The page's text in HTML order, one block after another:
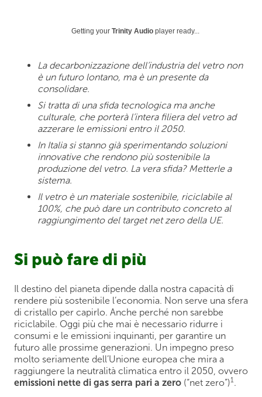
Getting your Trinity Audio player ready...
La decarbonizzazione dell’industria del vetro non
è un futuro lontano, ma è un presente da
consolidare.
Si tratta di una sfida tecnologica ma anche
culturale, che porterà l’intera filiera del vetro ad
azzerare le emissioni entro il 2050.
In Italia si stanno già sperimentando soluzioni
innovative che rendono più sostenibile la
produzione del vetro. La vera sfida? Metterle a
sistema.
Il vetro è un materiale sostenibile, riciclabile al
100%, che può dare un contributo concreto al
raggiungimento del target net zero della UE.
Si può fare di più
Il destino del pianeta dipende dalla nostra capacità di
rendere più sostenibile l’economia. Non serve una sfera
di cristallo per capirlo. Anche perché non sarebbe
riciclabile. Oggi più che mai è necessario ridurre i
consumi e le emissioni inquinanti, per garantire un
futuro alle prossime generazioni. Un impegno preso
molto seriamente dell’Unione europea che mira a
raggiungere la neutralità climatica entro il 2050, ovvero
emissioni nette di gas serra pari a zero (“net zero”)1 .